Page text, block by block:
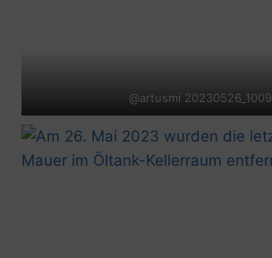
@artusmi 20230526_1009